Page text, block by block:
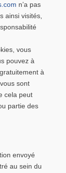
n’a pas
ainsi visités,
vous
pouvez à
à
sont
cela peut
partie des
envoyé
au sein du